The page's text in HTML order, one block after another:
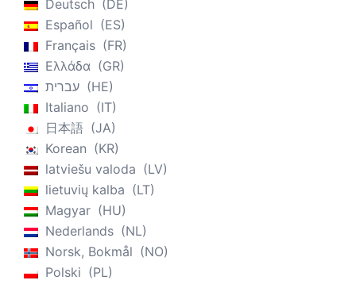
Deutsch
DE
Español
ES
Français
FR
Ελλάδα
GR
עברית
HE
Italiano
IT
日本語
JA
Korean
KR
latviešu valoda
LV
lietuvių kalba
LT
Magyar
HU
Nederlands
NL
Norsk, Bokmål
NO
Polski
PL